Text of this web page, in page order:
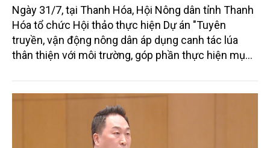
Ngày 31/7, tại Thanh Hóa, Hội Nông dân tỉnh Thanh
Hóa tổ chức Hội thảo thực hiện Dự án "Tuyên
truyền, vận động nông dân áp dụng canh tác lúa
thân thiện với môi trường, góp phần thực hiện mục
trình thu hút sự tham gia của đông đảo đại biểu đến
từ các cơ quan quản lý nhà nước, đơn vị nghiên cứu,
doanh nghiệp, hợp tác xã và nông dân đang trực
tiếp triển khai mô hình sản xuất lúa phát thải thấp.